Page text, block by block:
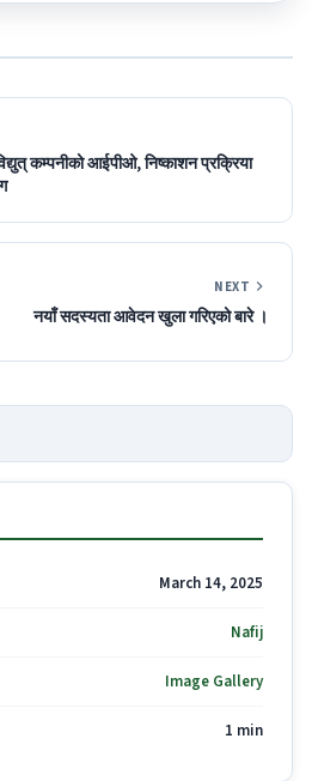
कम्पनीको आईपीओ, निष्काशन प्रक्रिया
NEXT
नयाँ सदस्यता आवेदन खुला गरिएको बारे ।
March 14, 2025
Nafij
Image Gallery
1 min